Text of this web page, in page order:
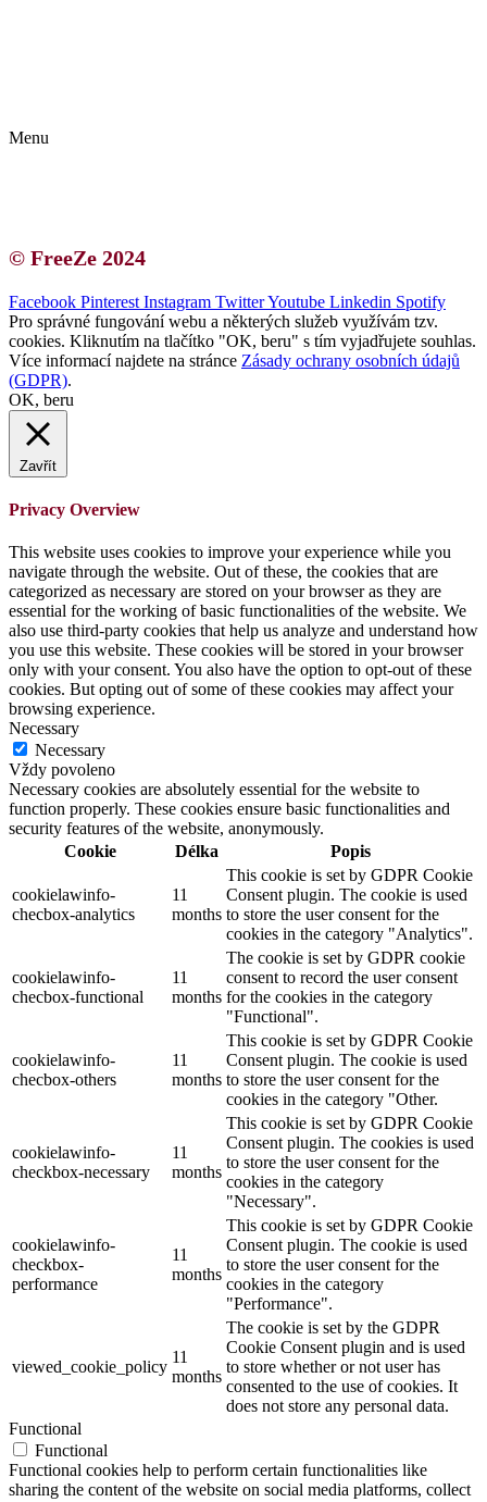
Menu
© FreeZe 2024
Facebook Pinterest Instagram TwitterYoutube Linkedin Spotify
Pro správné fungování webu a některých služeb využívám tzv.
cookies. Kliknutím na tlačítko "OK, beru" s tím vyjadřujete souhlas.
Více informací najdete na stránce Zásady ochrany osobních údajů
(GDPR).
OK, beru
Zavřít
Privacy Overview
This website uses cookies to improve your experience while you
navigate through the website. Out of these, the cookies that are
categorized as necessary are stored on your browser as they are
essential for the working of basic functionalities of the website. We
also use third-party cookies that help us analyze and understand how
you use this website. These cookies will be stored in your browser
only with your consent. You also have the option to opt-out of these
cookies. But opting out of some of these cookies may affect your
browsing experience.
Necessary
Necessary
Vždy povoleno
Necessary cookies are absolutely essential for the website to
function properly. These cookies ensure basic functionalities and
security features of the website, anonymously.
Cookie
Délka Popis
cookielawinfo-
checbox-analytics
11
months
This cookie is set by GDPR Cookie
Consent plugin. The cookie is used
to store the user consent for the
cookies in the category "Analytics".
cookielawinfo-
checbox-functional
11
months
The cookie is set by GDPR cookie
consent to record the user consent
for the cookies in the category
"Functional".
cookielawinfo-
checbox-others
11
months
This cookie is set by GDPR Cookie
Consent plugin. The cookie is used
to store the user consent for the
cookies in the category "Other.
cookielawinfo-
checkbox-necessary
11
months
This cookie is set by GDPR Cookie
Consent plugin. The cookies is used
to store the user consent for the
cookies in the category
"Necessary".
cookielawinfo-
checkbox-
performance
11
months
This cookie is set by GDPR Cookie
Consent plugin. The cookie is used
to store the user consent for the
cookies in the category
"Performance".
viewed_cookie_policy
11
months
The cookie is set by the GDPR
Cookie Consent plugin and is used
to store whether or not user has
consented to the use of cookies. It
does not store any personal data.
Functional
Functional
Functional cookies help to perform certain functionalities like
sharing the content of the website on social media platforms, collect